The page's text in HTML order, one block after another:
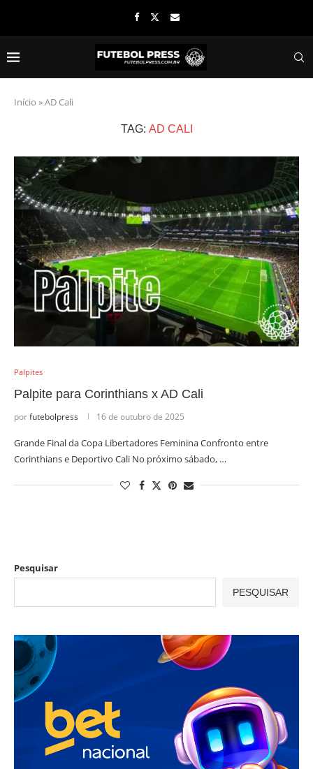
Início »AD Cali
TAG: AD CALI
Palpites
Palpite para Corinthians x AD Cali
porfutebolpress 16 de outubro de 2025
Grande Final da Copa Libertadores Feminina Confronto entre
Corinthians e Deportivo Cali No próximo sábado, …
Pesquisar
PESQUISAR